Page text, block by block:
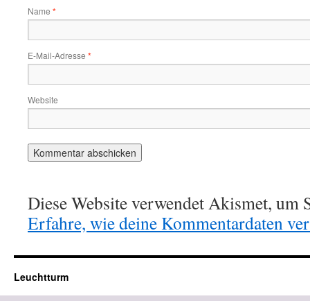
Name *
E-Mail-Adresse *
Website
Diese Website verwendet Akismet, um
Erfahre, wie deine Kommentardaten
Leuchtturm